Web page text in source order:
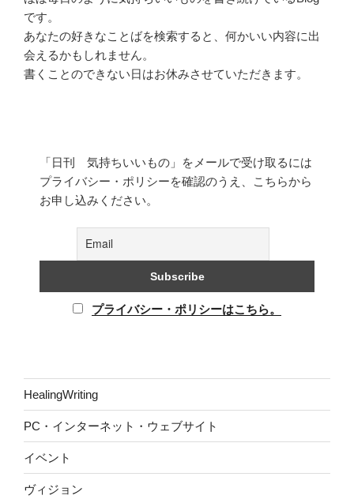
です。
あなたの好きなことばを検索すると、何かいい内容に出
会えるかもしれません。
書くことのできない日はお休みさせていただきます。
「日刊 気持ちいいもの」をメールで受け取るには
プライバシー・ポリシーを確認のうえ、こちらから
お申し込みください。
プライバシー・ポリシーはこちら。
HealingWriting
PC・インターネット・ウェブサイト
イベント
ヴィジョン